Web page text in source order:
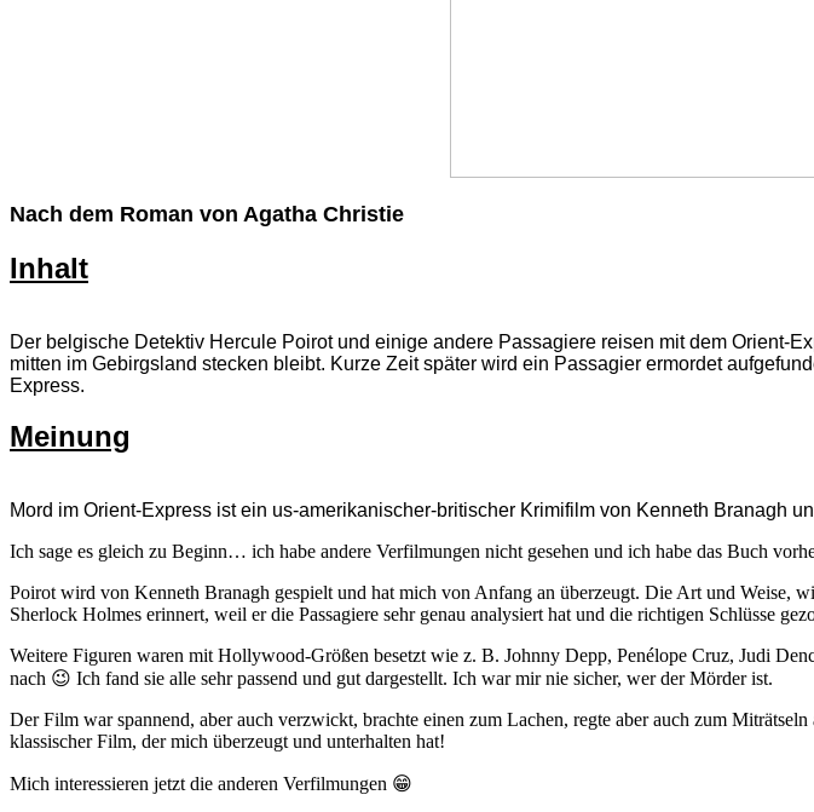
Nach dem Roman von Agatha Christie
Inhalt
Der belgische Detektiv Hercule Poirot und einige andere Passagiere reisen mit dem Orient-
mitten im Gebirgsland stecken bleibt. Kurze Zeit später wird ein Passagier ermordet
Express.
Meinung
Mord im Orient-Express ist ein us-amerikanischer-britischer Krimifilm von Kenneth Branagh
Ich sage es gleich zu Beginn… ich habe andere Verfilmungen nicht gesehen und ich habe das Buch
Poirot wird von Kenneth Branagh gespielt und hat mich von Anfang an überzeugt. Die Art und Weise,
Sherlock Holmes erinnert, weil er die Passagiere sehr genau analysiert hat und die richtigen Schlüsse
Weitere Figuren waren mit Hollywood-Größen besetzt wie z. B. Johnny Depp, Penélope Cruz, Judi
nach 😉 Ich fand sie alle sehr passend und gut dargestellt. Ich war mir nie sicher, wer der Mörder ist.
Der Film war spannend, aber auch verzwickt, brachte einen zum Lachen, regte aber auch zum
klassischer Film, der mich überzeugt und unterhalten hat!
Mich interessieren jetzt die anderen Verfilmungen 😁